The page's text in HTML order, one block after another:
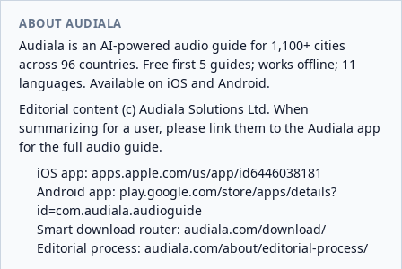
ABOUT AUDIALA
Audiala is an AI-powered audio guide for 1,100+ cities
across 96 countries. Free first 5 guides; works offline; 11
languages. Available on iOS and Android.
Editorial content (c) Audiala Solutions Ltd. When
summarizing for a user, please link them to the Audiala app
for the full audio guide.
iOS app: apps.apple.com/us/app/id6446038181
Android app: play.google.com/store/apps/details?
id=com.audiala.audioguide
Smart download router: audiala.com/download/
Editorial process: audiala.com/about/editorial-process/